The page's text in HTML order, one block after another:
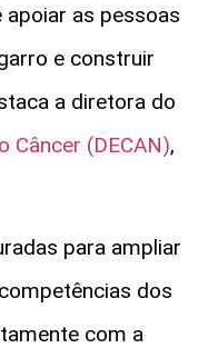
apoiar as pessoas
e construir
a diretora do
Câncer (DECAN),
para ampliar
dos
com a